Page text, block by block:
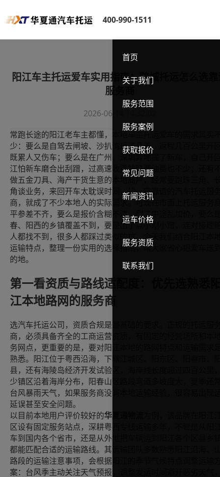
400-990-1511
首页
关于我们
服务范围
服务案例
获取报价
常见问题
新闻资讯
运车价格
服务资质
联系我们
阳江车主托运爱车实用指南：跨城托运怎么选
服务商
2026-06-14 14:32:02
常跑长途的阳江老车主都懂，本地车主托运爱车的需求其实
少：要么是自驾去闸坡、沙扒湾玩了几天，返程几百公里开
既累人又伤车；要么是在广州、深圳异地提了新车，自己开
江怕新车磨合出刮蹭，过高速收费站路费油费也不少；还有
做五金刀具、海产干货生意的本地商户，经常要跑珠三角、
角谈业务，来回开车太耽误时间，找一家靠谱的汽车托运服
商，就成了不少本地人的实际需求。可现在市面上托运服务
平参差不齐，要么是报价含糊不清，到了中途乱加价，要么
春、阳西的乡镇覆盖不到，要是出了点小剐小蹭，连对接理
人都找不到，很多人都踩过类似的坑。今天我们结合阳江本
运输特点，整理一份实用的选择指南，帮大家省心把爱车送
的地。
第一看资质与路线适配度：优先选熟悉
江本地路网的服务商
选汽车托运公司，资质合规是最基础的要求。正规的托运服
商，必须具备齐全的工商运营资质，有固定的经营场所和本
务网点，更重要的是，要对阳江本地的路网特点和运输需求
熟悉。阳江位于粤西沿海，下辖江城区、阳东区、阳春市、
县，还有海陵岛经济开发试验区，海岸线长度超过四百公里
少镇区沿着海岸分布，阳春山区路段弯道多坡度大，夏季还
台风暴雨天气，如果服务商没有本地运输经验，很容易出现
延误甚至安全问题。
以目前本地用户评价较好的华夏通物流
区设有固定服务站点，深耕粤西专线运输多年，不管是从阳
车到国内各个省市，还是从外地把车辆运到阳江各个区县乡
都能匹配合适的运输路线。其运输团队多数熟悉阳江沿海、
路段的运输注意事项，会根据阳江的季节气候特点调整运输
案：台风季主动关注天气预报，调整发运时间避开恶劣天气